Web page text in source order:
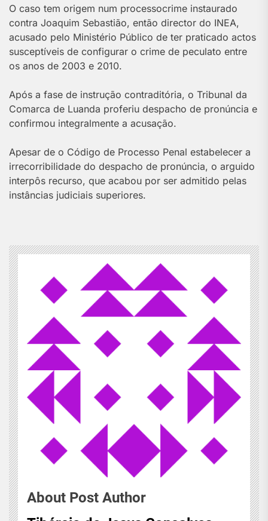
O caso tem origem num processocrime instaurado
contra Joaquim Sebastião, então director do INEA,
acusado pelo Ministério Público de ter praticado actos
susceptíveis de configurar o crime de peculato entre
os anos de 2003 e 2010.
Após a fase de instrução contraditória, o Tribunal da
Comarca de Luanda proferiu despacho de pronúncia e
confirmou integralmente a acusação.
Apesar de o Código de Processo Penal estabelecer a
irrecorribilidade do despacho de pronúncia, o arguido
interpôs recurso, que acabou por ser admitido pelas
instâncias judiciais superiores.
About Post Author